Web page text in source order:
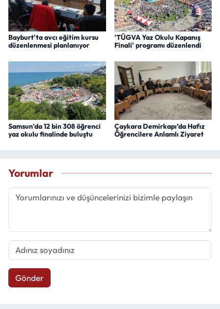
Bayburt'ta avcı eğitim kursu
düzenlenmesi planlanıyor
'TÜGVA Yaz Okulu Kapanış
Finali' programı düzenlendi
Samsun'da 12 bin 308 öğrenci
yaz okulu finalinde buluştu
Çaykara Demirkapı’da Hafız
Öğrencilere Anlamlı Ziyaret
Yorumlar
Gönder